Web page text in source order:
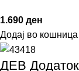
1.690 ден
Додај во кошница
ДЕВ Додаток